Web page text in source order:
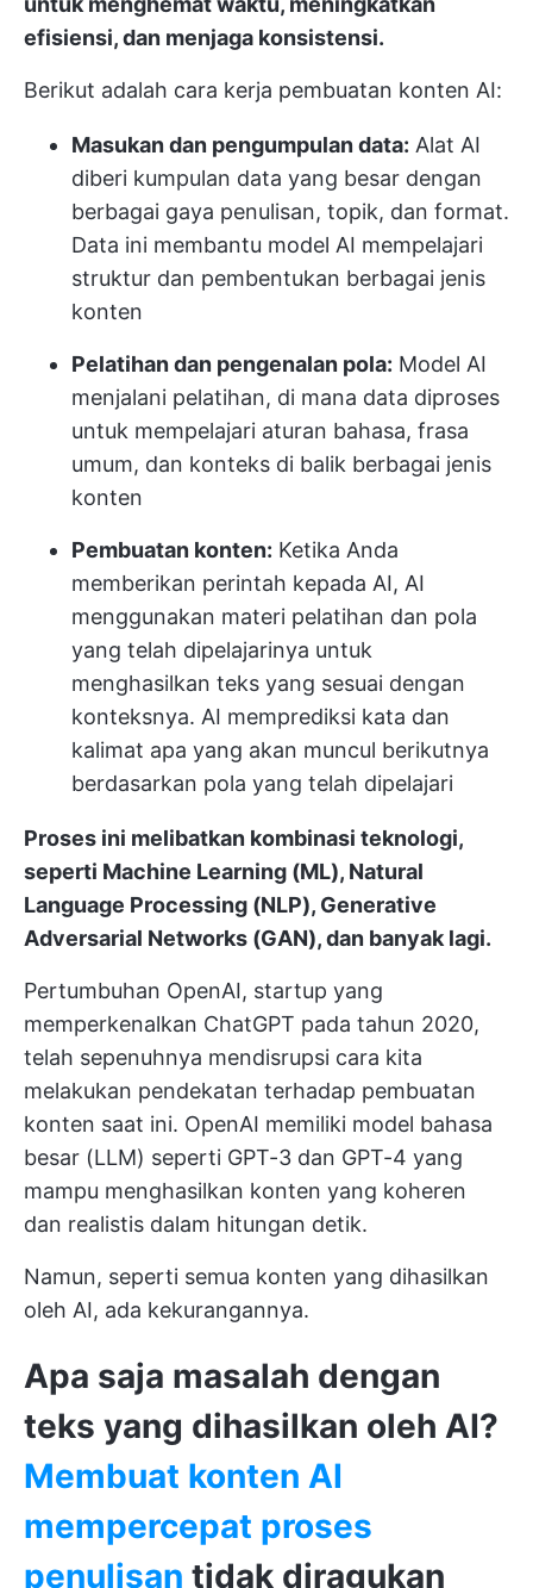
efisiensi, dan menjaga konsistensi.
Berikut adalah cara kerja pembuatan konten AI:
Masukan dan pengumpulan data: Alat AI
diberi kumpulan data yang besar dengan
berbagai gaya penulisan, topik, dan format.
Data ini membantu model AI mempelajari
struktur dan pembentukan berbagai jenis
konten
Pelatihan dan pengenalan pola: Model AI
menjalani pelatihan, di mana data diproses
untuk mempelajari aturan bahasa, frasa
umum, dan konteks di balik berbagai jenis
konten
Pembuatan konten: Ketika Anda
memberikan perintah kepada AI, AI
menggunakan materi pelatihan dan pola
yang telah dipelajarinya untuk
menghasilkan teks yang sesuai dengan
konteksnya. AI memprediksi kata dan
kalimat apa yang akan muncul berikutnya
berdasarkan pola yang telah dipelajari
Proses ini melibatkan kombinasi teknologi,
seperti Machine Learning (ML), Natural
Language Processing (NLP), Generative
Adversarial Networks (GAN), dan banyak lagi.
Pertumbuhan OpenAI, startup yang
memperkenalkan ChatGPT pada tahun 2020,
telah sepenuhnya mendisrupsi cara kita
melakukan pendekatan terhadap pembuatan
konten saat ini. OpenAI memiliki model bahasa
besar (LLM) seperti GPT-3 dan GPT-4 yang
mampu menghasilkan konten yang koheren
dan realistis dalam hitungan detik.
Namun, seperti semua konten yang dihasilkan
oleh AI, ada kekurangannya.
Apa saja masalah dengan
teks yang dihasilkan oleh AI?
Membuat konten AI
mempercepat proses
penulisan tidak diragukan